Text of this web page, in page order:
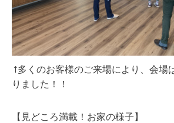
↑多くのお客様のご来場により、会場
りました！！
【見どころ満載！お家の様子】